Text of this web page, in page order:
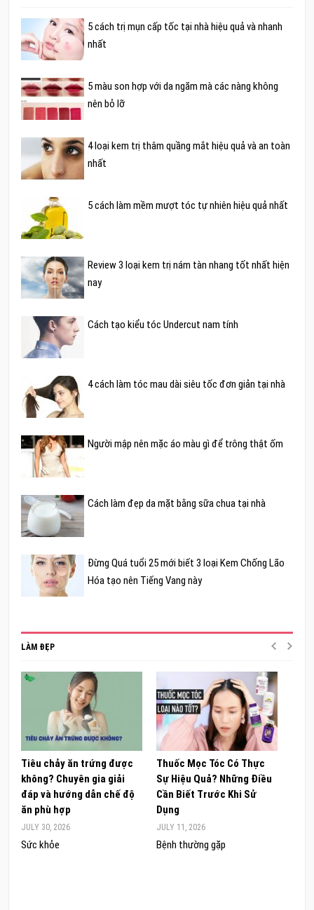
5 cách trị mụn cấp tốc tại nhà hiệu quả và nhanh
nhất
5 màu son hợp với da ngăm mà các nàng không
nên bỏ lỡ
4 loại kem trị thâm quầng mắt hiệu quả và an toàn
nhất
5 cách làm mềm mượt tóc tự nhiên hiệu quả nhất
Review 3 loại kem trị nám tàn nhang tốt nhất hiện
nay
Cách tạo kiểu tóc Undercut nam tính
4 cách làm tóc mau dài siêu tốc đơn giản tại nhà
Người mập nên mặc áo màu gì để trông thật ốm
Cách làm đẹp da mặt bằng sữa chua tại nhà
Đừng Quá tuổi 25 mới biết 3 loại Kem Chống Lão
Hóa tạo nên Tiếng Vang này
LÀM ĐẸP
Tiêu chảy ăn trứng được
không? Chuyên gia giải
đáp và hướng dẫn chế độ
ăn phù hợp
JULY 30, 2026
Sức khỏe
Thuốc Mọc Tóc Có Thực
Sự Hiệu Quả? Những Điều
Cần Biết Trước Khi Sử
Dụng
JULY 11, 2026
Bệnh thường gặp